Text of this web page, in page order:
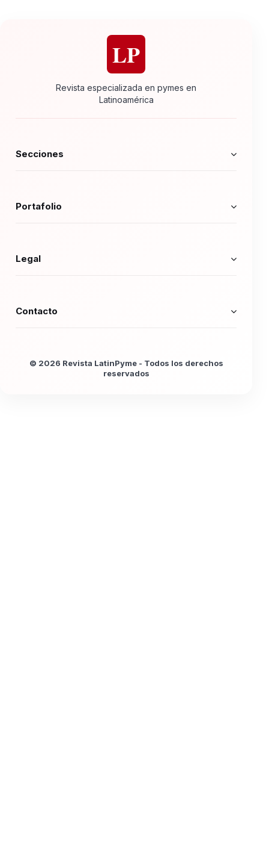
LP
Revista especializada en pymes en
Latinoamérica
Secciones
Portafolio
Legal
Contacto
© 2026 Revista LatinPyme - Todos los derechos
reservados